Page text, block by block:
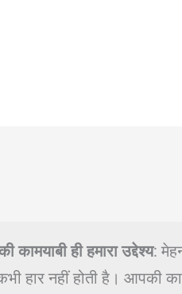
कामयाबी ही हमारा उद्देश्य:
हार नहीं होती है। आपकी